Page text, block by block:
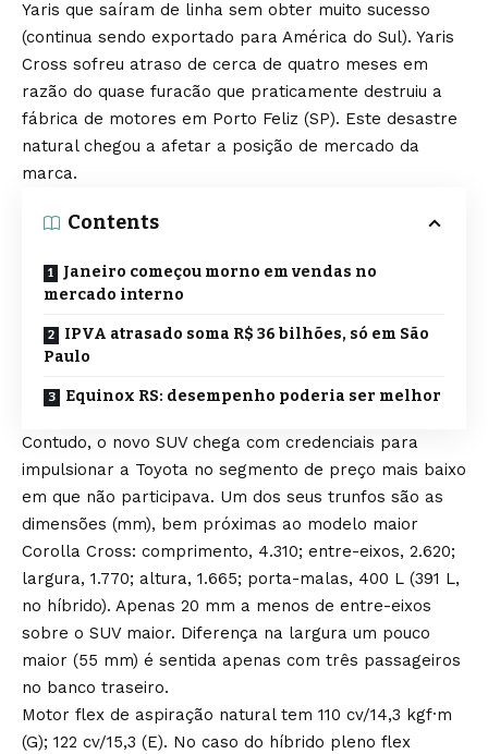
Yaris que saíram de linha sem obter muito sucesso
(continua sendo exportado para América do Sul). Yaris
Cross sofreu atraso de cerca de quatro meses em
razão do quase furacão que praticamente destruiu a
fábrica de motores em Porto Feliz (SP). Este desastre
natural chegou a afetar a posição de mercado da
marca.
Contents
Janeiro começou morno em vendas no
mercado interno
IPVA atrasado soma R$ 36 bilhões, só em São
Paulo
Equinox RS: desempenho poderia ser melhor
Contudo, o novo SUV chega com credenciais para
impulsionar a Toyota no segmento de preço mais baixo
em que não participava. Um dos seus trunfos são as
dimensões (mm), bem próximas ao modelo maior
Corolla Cross: comprimento, 4.310; entre-eixos, 2.620;
largura, 1.770; altura, 1.665; porta-malas, 400 L (391 L,
no híbrido). Apenas 20 mm a menos de entre-eixos
sobre o SUV maior. Diferença na largura um pouco
maior (55 mm) é sentida apenas com três passageiros
no banco traseiro.
Motor flex de aspiração natural tem 110 cv/14,3 kgf·m
(G); 122 cv/15,3 (E). No caso do híbrido pleno flex